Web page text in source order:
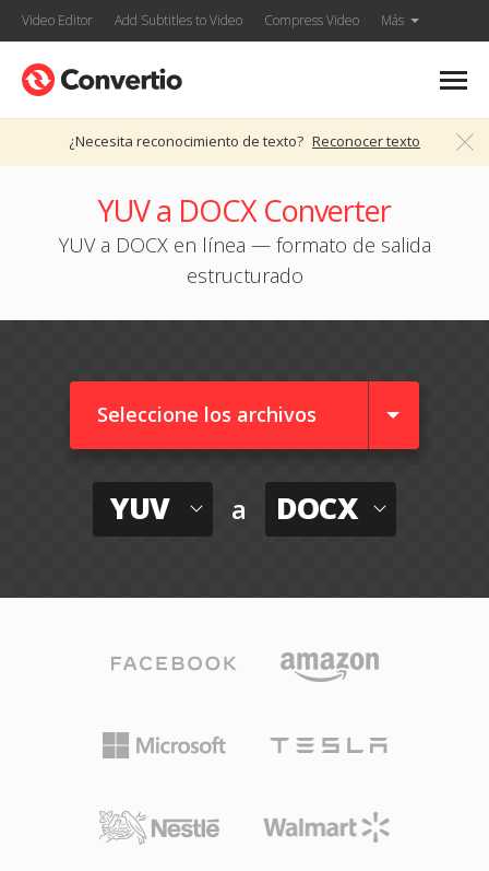
Video Editor Add Subtitles to Video Compress Video Más
¿Necesita reconocimiento de texto? Reconocer texto
YUV a DOCX Converter
YUV a DOCX en línea — formato de salida
estructurado
Seleccione los archivos
YUV a DOCX